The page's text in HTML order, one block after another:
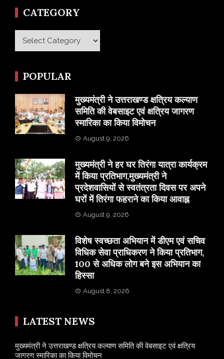
CATEGORY
Category
POPULAR
मुख्यमंत्री ने उत्तराखण्ड क्षत्रिय कल्याण
समिति की वेबसाइट एवं क्षत्रिय जागरण
स्मारिका का किया विमोचन
August 9, 2026
मुख्यमंत्री ने हर घर तिरंगा यात्रा कार्यक्रम
में किया प्रतिभाग,मुख्यमंत्री ने
प्रदेशवासियों से स्वतंत्रता दिवस पर अपने
घरों में तिरंगा फहराने का किया आवाह्न
August 9, 2026
विशेष स्वच्छता अभियान में डीएम एवं सचिव
विधिक सेवा प्राधिकरण ने किया प्रतिभाग,
100 से अधिक लोग बने इस अभियान का
हिस्सा
August 8, 2026
LATEST NEWS
मुख्यमंत्री ने उत्तराखण्ड क्षत्रिय कल्याण समिति की वेबसाइट एवं क्षत्रिय
जागरण स्मारिका का किया विमोचन